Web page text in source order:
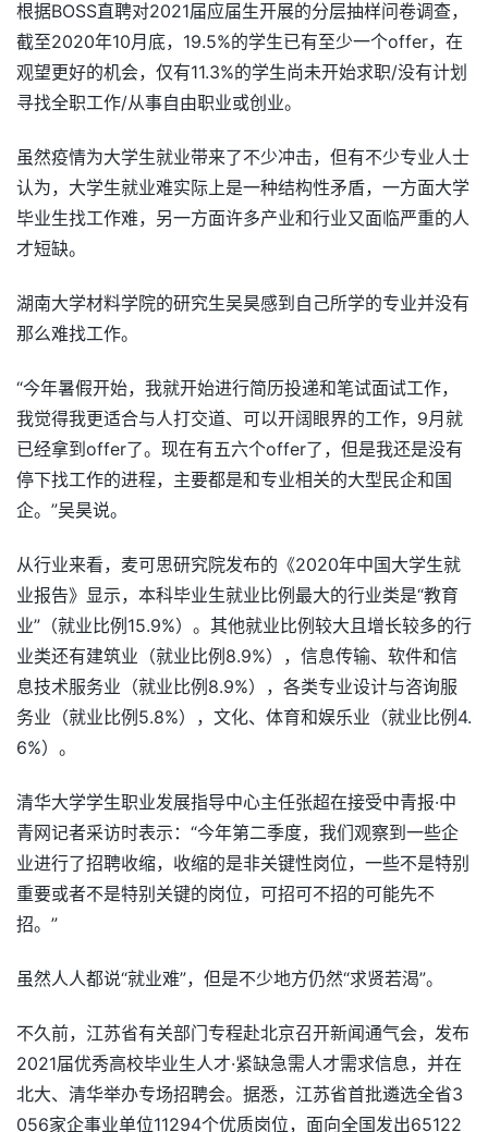
根据BOSS直聘对2021届应届生开展的分层抽样问卷调查，
截至2020年10月底，19.5%的学生已有至少一个offer，在
观望更好的机会，仅有11.3%的学生尚未开始求职/没有计划
寻找全职工作/从事自由职业或创业。
虽然疫情为大学生就业带来了不少冲击，但有不少专业人士
认为，大学生就业难实际上是一种结构性矛盾，一方面大学
毕业生找工作难，另一方面许多产业和行业又面临严重的人
才短缺。
湖南大学材料学院的研究生吴昊感到自己所学的专业并没有
那么难找工作。
“今年暑假开始，我就开始进行简历投递和笔试面试工作，
我觉得我更适合与人打交道、可以开阔眼界的工作，9月就
已经拿到offer了。现在有五六个offer了，但是我还是没有
停下找工作的进程，主要都是和专业相关的大型民企和国
企。”吴昊说。
从行业来看，麦可思研究院发布的《2020年中国大学生就
业报告》显示，本科毕业生就业比例最大的行业类是“教育
业”（就业比例15.9%）。其他就业比例较大且增长较多的行
业类还有建筑业（就业比例8.9%），信息传输、软件和信
息技术服务业（就业比例8.9%），各类专业设计与咨询服
务业（就业比例5.8%），文化、体育和娱乐业（就业比例4.
6%）。
清华大学学生职业发展指导中心主任张超在接受中青报·中
青网记者采访时表示：“今年第二季度，我们观察到一些企
业进行了招聘收缩，收缩的是非关键性岗位，一些不是特别
重要或者不是特别关键的岗位，可招可不招的可能先不
招。”
虽然人人都说“就业难”，但是不少地方仍然“求贤若渴”。
不久前，江苏省有关部门专程赴北京召开新闻通气会，发布
2021届优秀高校毕业生人才·紧缺急需人才需求信息，并在
北大、清华举办专场招聘会。据悉，江苏省首批遴选全省3
056家企事业单位11294个优质岗位，面向全国发出65122